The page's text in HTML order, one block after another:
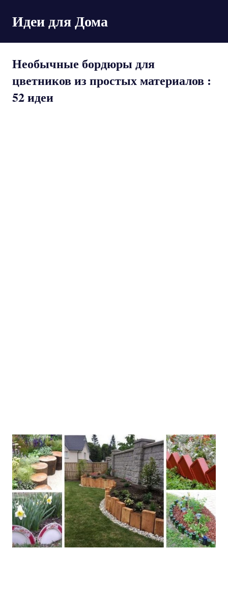
перейти
к
содержимому
Идеи для Дома
Необычные бордюры для
цветников из простых материалов :
52 идеи